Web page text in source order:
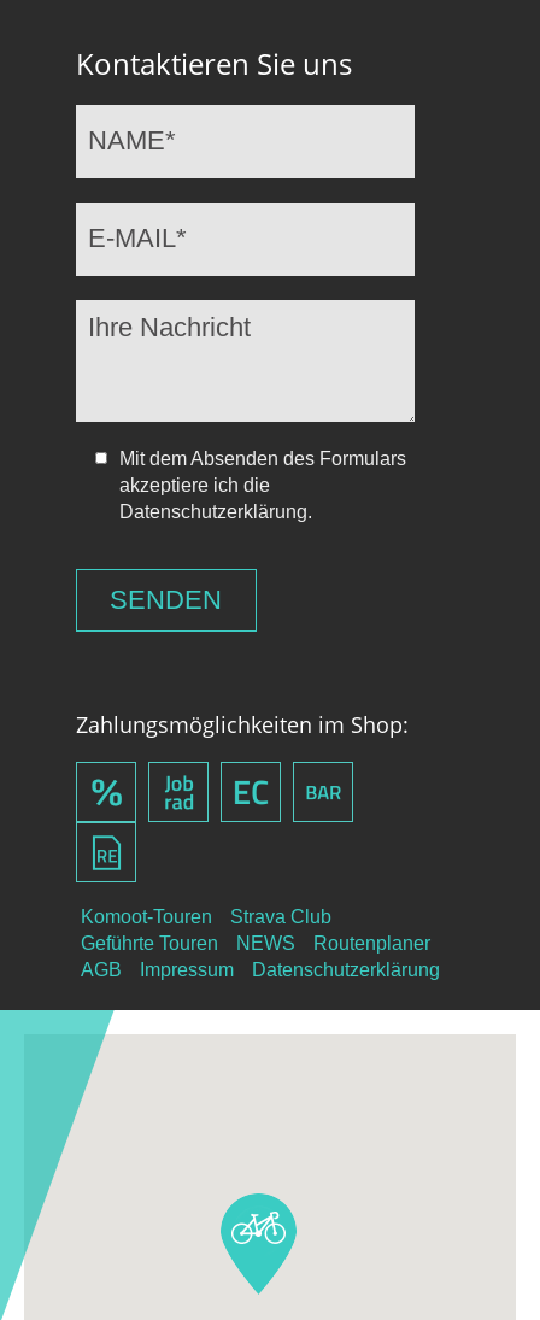
Kontaktieren Sie uns
Mit dem Absenden des Formulars
akzeptiere ich die
Datenschutzerklärung.
Zahlungsmöglichkeiten im Shop:
Komoot-Touren
Strava Club
Geführte Touren
NEWS
Routenplaner
AGB
Impressum Datenschutzerklärung